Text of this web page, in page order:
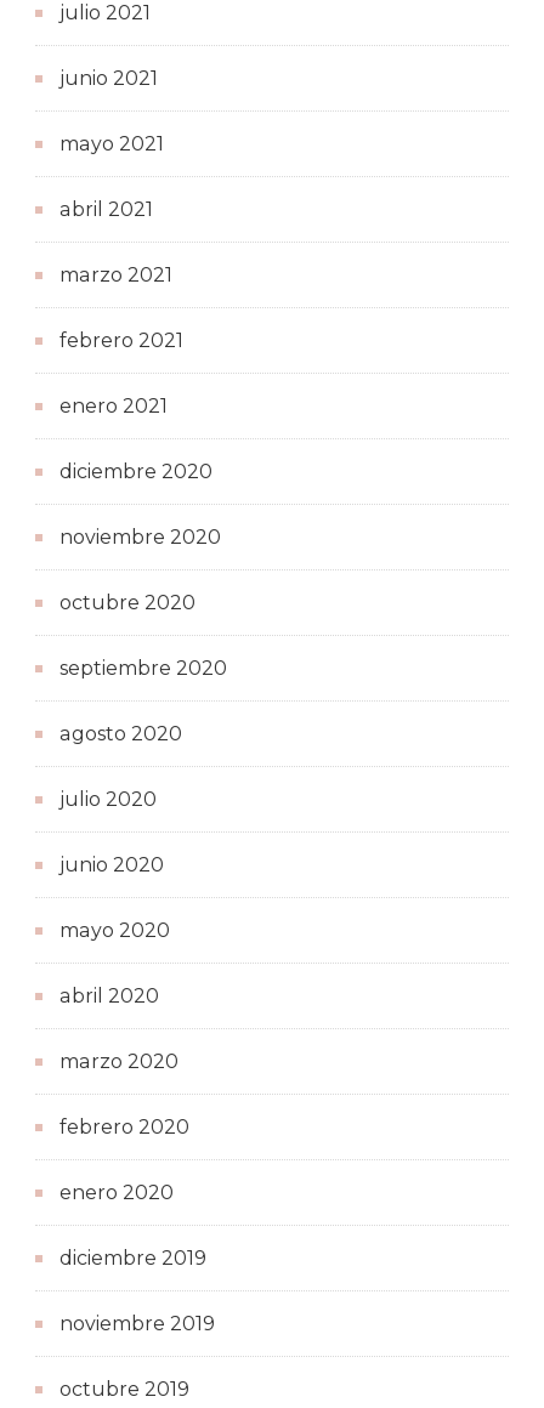
julio 2021
junio 2021
mayo 2021
abril 2021
marzo 2021
febrero 2021
enero 2021
diciembre 2020
noviembre 2020
octubre 2020
septiembre 2020
agosto 2020
julio 2020
junio 2020
mayo 2020
abril 2020
marzo 2020
febrero 2020
enero 2020
diciembre 2019
noviembre 2019
octubre 2019